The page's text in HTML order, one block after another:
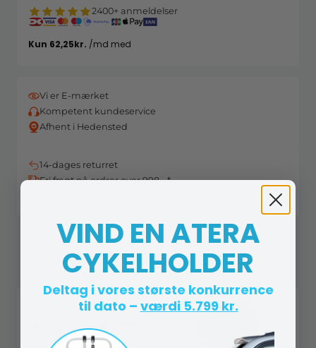
2400+ anmeldelser
Vi er E-mærket
Kompetent kundeservice
Afhent i Hedensted
14-dages returret
Fri fragt på ordrer over 998,- *
Andre købte også
VIND EN ATERA
CYKELHOLDER
Deltag i vores største konkurrence
til dato – værdi 5.799 kr.